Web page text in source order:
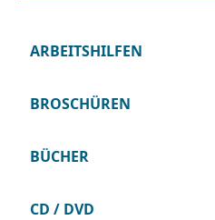
ARBEITSHILFEN
BROSCHÜREN
BÜCHER
CD / DVD